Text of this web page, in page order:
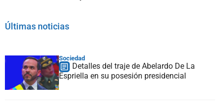
Últimas noticias
Sociedad
Detalles del traje de Abelardo De La
Espriella en su posesión presidencial